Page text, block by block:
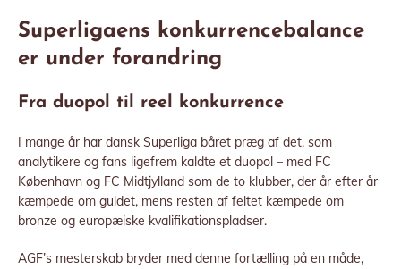
Superligaens konkurrencebalance
er under forandring
Fra duopol til reel konkurrence
I mange år har dansk Superliga båret præg af det, som
analytikere og fans ligefrem kaldte et duopol – med FC
København og FC Midtjylland som de to klubber, der år efter år
kæmpede om guldet, mens resten af feltet kæmpede om
bronze og europæiske kvalifikationspladser.
AGF’s mesterskab bryder med denne fortælling på en måde,